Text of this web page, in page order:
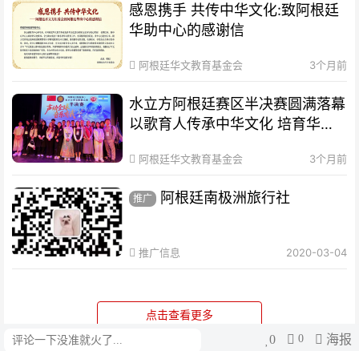
评论 0 0 海报
感恩携手 共传中华文化:致阿根廷
华助中心的感谢信
阿根廷华文教育基金会 3个月前
水立方阿根廷赛区半决赛圆满落幕
以歌育人传承中华文化 培育华裔
阿根廷华文教育基金会 3个月前
推广 阿根廷南极洲旅行社
推广信息 2020-03-04
点击查看更多